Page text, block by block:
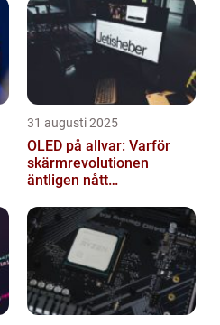
31 augusti 2025
OLED på allvar: Varför
skärmrevolutionen
äntligen nått